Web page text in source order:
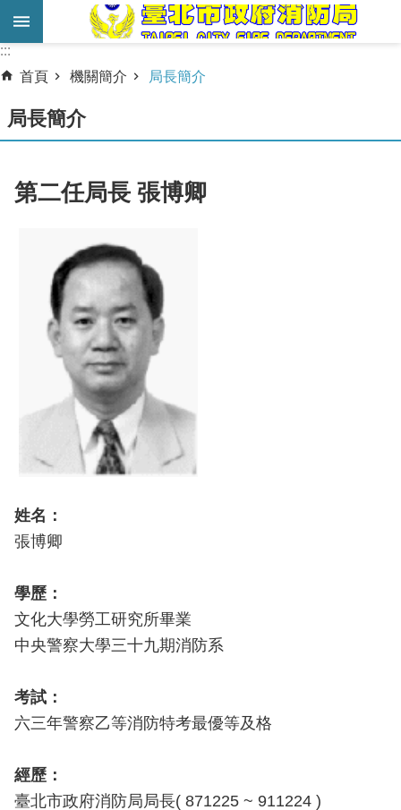
跳到主要內容區塊
進
搜
尋
業
務
導
育
載
專
民
力
園
政
府
訊
公
:::
:::
首頁
機關簡介 局長簡介
局長簡介
第二任局長 張博卿
姓名：
張博卿
學歷：
文化大學勞工研究所畢業
中央警察大學三十九期消防系
考試：
六三年警察乙等消防特考最優等及格
經歷：
臺北市政府消防局局長( 871225 ~ 911224 )